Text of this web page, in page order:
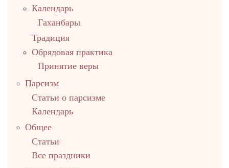
Календарь
Гаханбары
Традиция
Обрядовая практика
Принятие веры
Парсизм
Статьи о парсизме
Календарь
Общее
Статьи
Все праздники